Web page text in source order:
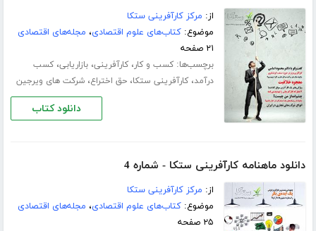
از: مرکز کارآفرینی ستکا
موضوع:کتاب‌های علوم اقتصادی، مجله‌های اقتصادی
۲۱ صفحه
برچسب‌ها:کسب و کار،کارآفرینی،بازاریابی،کسب
درآمد،کارآفرینی ستکا،حق اختراع،شرکت های ویرجین
دانلود کتاب
دانلود ماهنامه کارآفرینی ستکا - شماره 4
از: مرکز کارآفرینی ستکا
موضوع:کتاب‌های علوم اقتصادی، مجله‌های اقتصادی
۲۵ صفحه